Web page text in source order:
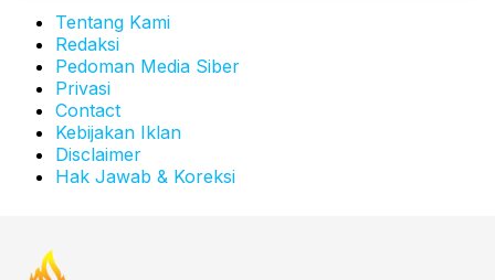
Tentang Kami
Redaksi
Pedoman Media Siber
Privasi
Contact
Kebijakan Iklan
Disclaimer
Hak Jawab & Koreksi